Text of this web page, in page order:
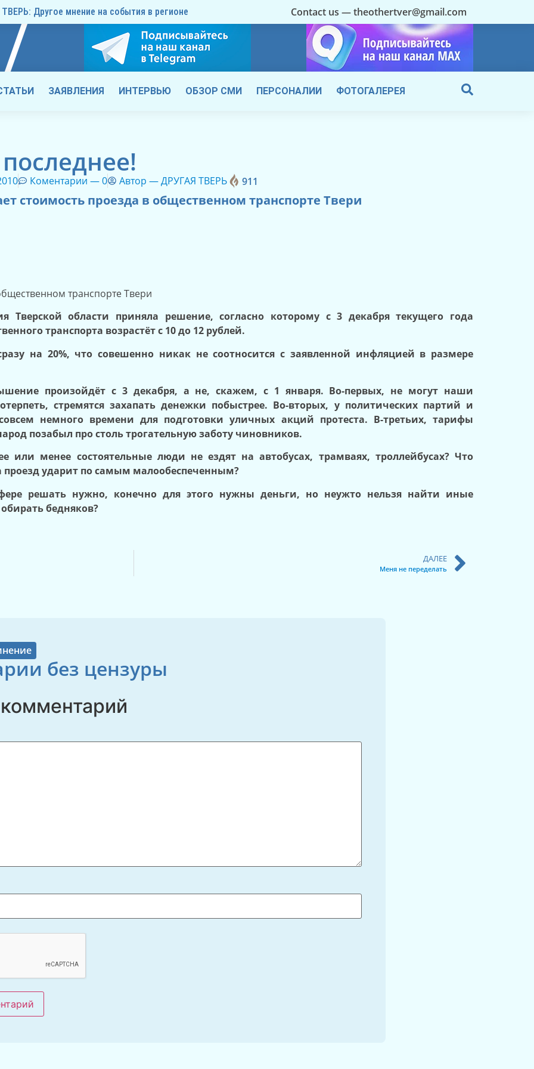
Другое мнение на события в регионе Contact us — theothertver@gmail.com
ЗАЯВЛЕНИЯ ИНТЕРВЬЮ ОБЗОР СМИ ПЕРСОНАЛИИ ФОТОГАЛЕРЕЯ
Коментарии —0 Автор —ДРУГАЯ ТВЕРЬ 911
стоимость проезда в общественном транспорте Твери
транспорте Твери
Тверской области приняла решение, согласно которому с 3 декабря текущего года
транспорта возрастёт с 10 до 12 рублей.
на 20%, что совешенно никак не соотносится с заявленной инфляцией в размере
произойдёт с 3 декабря, а не, скажем, с 1 января. Во-первых, не могут наши
стремятся захапать денежки побыстрее. Во-вторых, у политических партий и
немного времени для подготовки уличных акций протеста. В-третьих, тарифы
позабыл про столь трогательную заботу чиновников.
или менее состоятельные люди не ездят на автобусах, трамваях, троллейбусах? Что
ударит по самым малообеспеченным?
решать нужно, конечно для этого нужны деньги, но неужто нельзя найти иные
бедняков?
ДАЛЕЕ
Меня не переделать
без цензуры